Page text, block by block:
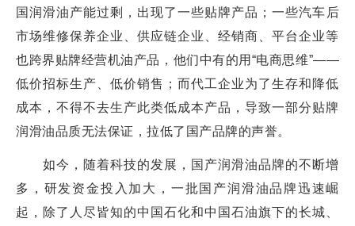
国润滑油产能过剩，出现了一些贴牌产品；一些汽车后
市场维修保养企业、供应链企业、经销商、平台企业等
也跨界贴牌经营机油产品，他们中有的用“电商思维”——
低价招标生产、低价销售；而代工企业为了生存和降低
成本，不得不去生产此类低成本产品，导致一部分贴牌
润滑油品质无法保证，拉低了国产品牌的声誉。
如今，随着科技的发展，国产润滑油品牌的不断增
多，研发资金投入加大，一批国产润滑油品牌迅速崛
起，除了人尽皆知的中国石化和中国石油旗下的长城、